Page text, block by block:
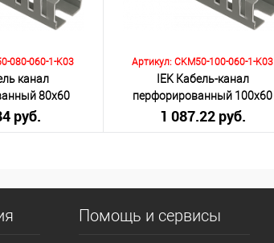
Под заказ Под заказ
080-060-1-K03
канал
80х60
руб.
Артикул: CKM50-100-060-1-K03
IEK Кабель-канал
перфорированный 100х60
"ИМПАКТ"
1 087.22 руб.
В корзину
Помощь и сервисы